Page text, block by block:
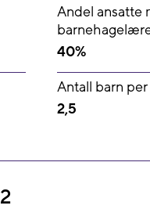
Andel ansatte
40%
Antall barn per
2,5